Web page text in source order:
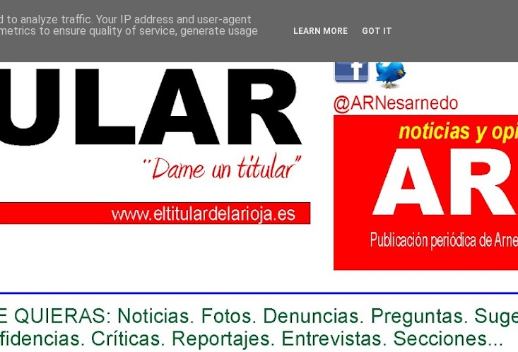
analyze traffic. Your IP address and user-agent
to ensure quality of service, generate usage
LEARN MORE GOT IT